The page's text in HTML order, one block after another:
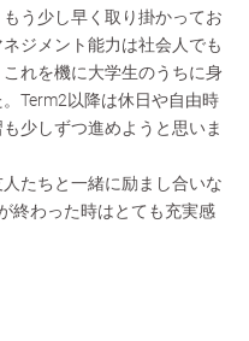
う少し早く取り掛かってお
ジメント能力は社会人でも
れを機に大学生のうちに身
Term2以降は休日や自由時
少しずつ進めようと思いま
たちと一緒に励まし合いな
終わった時はとても充実感